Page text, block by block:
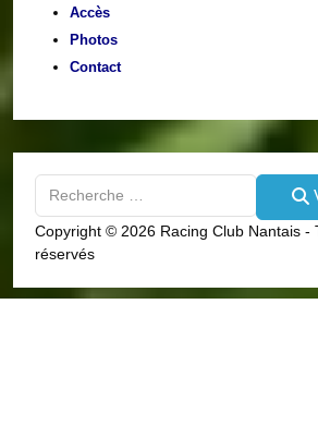
Accès
Photos
Contact
Type 2 or more characters for results.
Copyright © 2026 Racing Club Nantais -
réservés